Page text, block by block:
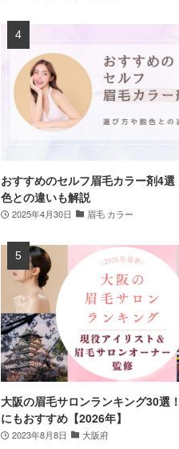
おすすめのセルフ眉毛カラー剤4
色との違いも解説
2025年4月30日 眉毛 カラー
大阪の眉毛サロンランキング30選
にもおすすめ【2026年】
2023年8月8日 大阪府